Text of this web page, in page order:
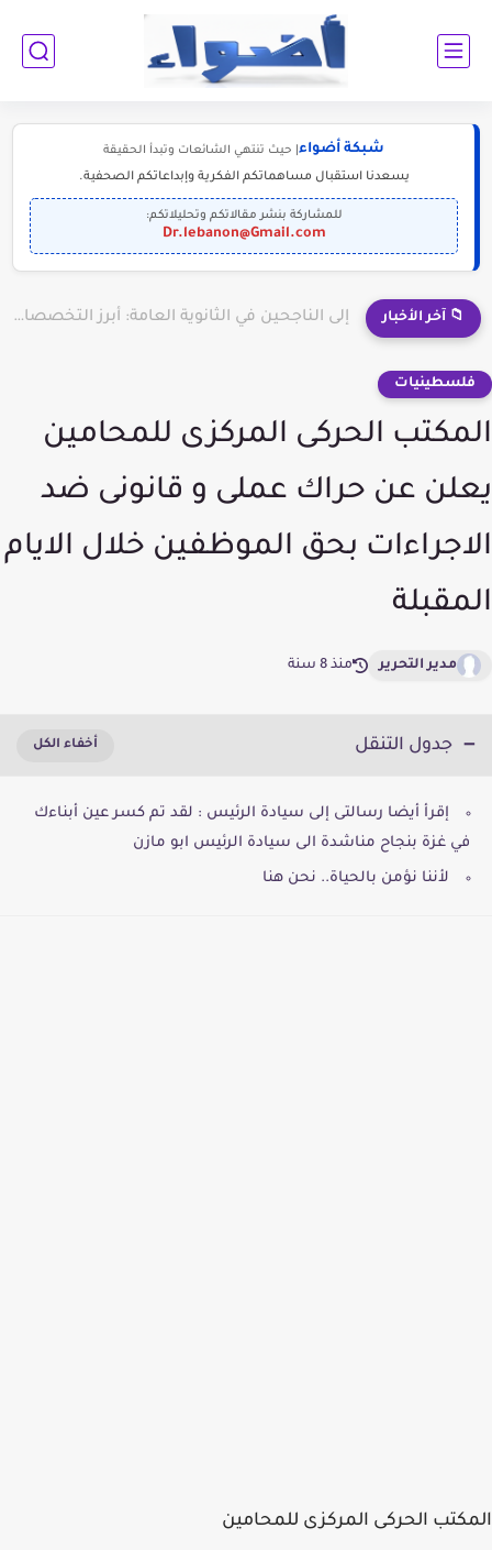
شبكة أضواء | حيث تنتهي الشائعات وتبدأ الحقيقة
يسعدنا استقبال مساهماتكم الفكرية وإبداعاتكم الصحفية.
للمشاركة بنشر مقالاتكم وتحليلاتكم:
Dr.lebanon@Gmail.com
📁 آخر الأخبار إلى الناجحين في الثانوية العامة: أبرز التخصصات المطلوبة للمستقبل (2030-2050)
فلسطينيات
المكتب الحركى المركزى للمحامين
يعلن عن حراك عملى و قانونى ضد
الاجراءات بحق الموظفين خلال الايام
المقبلة
مدير التحرير منذ 8 سنة
جدول التنقل
إقرأ أيضا رسالتى إلى سيادة الرئيس : لقد تم كسر عين أبناءك
في غزة بنجاح مناشدة الى سيادة الرئيس ابو مازن
لأننا نؤمن بالحياة.. نحن هنا
المكتب الحركى المركزى للمحامين